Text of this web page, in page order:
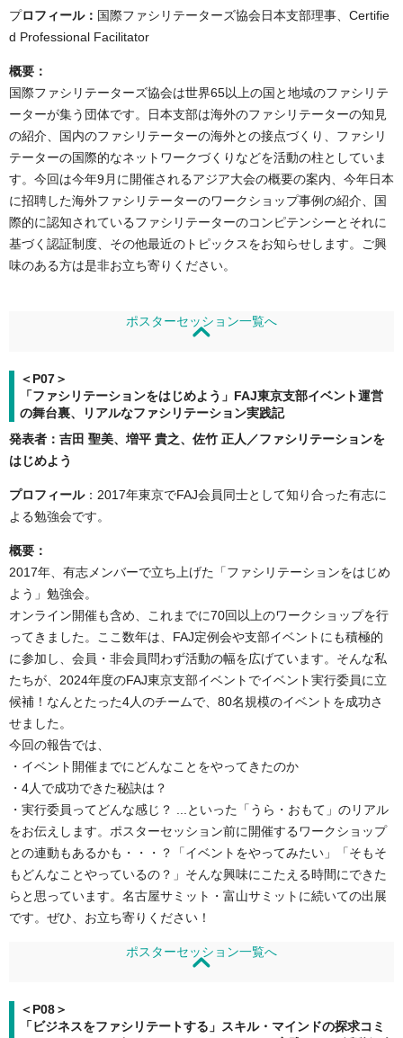
プロフィール： 国際ファシリテーターズ協会日本支部理事、Certifie
d Professional Facilitator
概要：
国際ファシリテーターズ協会は世界65以上の国と地域のファシリテ
ーターが集う団体です。日本支部は海外のファシリテーターの知見
の紹介、国内のファシリテーターの海外との接点づくり、ファシリ
テーターの国際的なネットワークづくりなどを活動の柱としていま
す。今回は今年9月に開催されるアジア大会の概要の案内、今年日本
に招聘した海外ファシリテーターのワークショップ事例の紹介、国
際的に認知されているファシリテーターのコンピテンシーとそれに
基づく認証制度、その他最近のトピックスをお知らせします。ご興
味のある方は是非お立ち寄りください。
ポスターセッション一覧へ
＜P07＞
「ファシリテーションをはじめよう」FAJ東京支部イベント運営
の舞台裏、リアルなファシリテーション実践記
発表者：吉田 聖美、増平 貴之、佐竹 正人／ファシリテーションを
はじめよう
プロフィール：2017年東京でFAJ会員同士として知り合った有志に
よる勉強会です。
概要：
2017年、有志メンバーで立ち上げた「ファシリテーションをはじめ
よう」勉強会。
オンライン開催も含め、これまでに70回以上のワークショップを行
ってきました。ここ数年は、FAJ定例会や支部イベントにも積極的
に参加し、会員・非会員問わず活動の幅を広げています。そんな私
たちが、2024年度のFAJ東京支部イベントでイベント実行委員に立
候補！なんとたった4人のチームで、80名規模のイベントを成功さ
せました。
今回の報告では、
・イベント開催までにどんなことをやってきたのか
・4人で成功できた秘訣は？
・実行委員ってどんな感じ？ ...といった「うら・おもて」のリアル
をお伝えします。ポスターセッション前に開催するワークショップ
との連動もあるかも・・・？「イベントをやってみたい」「そもそ
もどんなことやっているの？」そんな興味にこたえる時間にできた
らと思っています。名古屋サミット・富山サミットに続いての出展
です。ぜひ、お立ち寄りください！
ポスターセッション一覧へ
＜P08＞
「ビジネスをファシリテートする」スキル・マインドの探求コミ